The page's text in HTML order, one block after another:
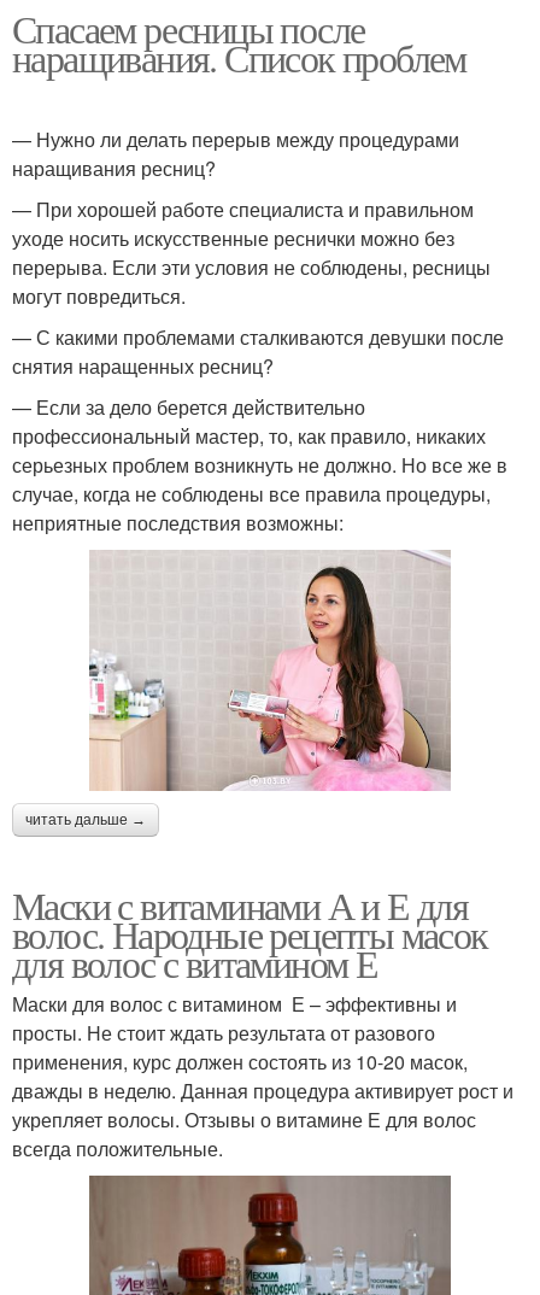
Спасаем ресницы после
наращивания. Список проблем
— Нужно ли делать перерыв между процедурами
наращивания ресниц?
— При хорошей работе специалиста и правильном
уходе носить искусственные реснички можно без
перерыва. Если эти условия не соблюдены, ресницы
могут повредиться.
— С какими проблемами сталкиваются девушки после
снятия наращенных ресниц?
— Если за дело берется действительно
профессиональный мастер, то, как правило, никаких
серьезных проблем возникнуть не должно. Но все же в
случае, когда не соблюдены все правила процедуры,
неприятные последствия возможны:
читать дальше →
Маски с витаминами А и Е для
волос. Народные рецепты масок
для волос с витамином Е
Маски для волос с витамином Е – эффективны и
просты. Не стоит ждать результата от разового
применения, курс должен состоять из 10-20 масок,
дважды в неделю. Данная процедура активирует рост и
укрепляет волосы. Отзывы о витамине Е для волос
всегда положительные.